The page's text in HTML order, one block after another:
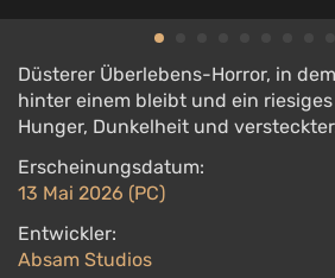
Düsterer Überlebens-Horror, in
hinter einem bleibt und ein
Hunger, Dunkelheit und
Erscheinungsdatum:
13 Mai 2026 (PC)
Entwickler:
Absam Studios